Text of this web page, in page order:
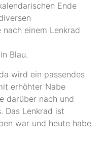
Ende
einem Lenkrad
Blau.
wird ein passendes
erhöhter Nabe
darüber nach und
Das Lenkrad ist
war und heute habe